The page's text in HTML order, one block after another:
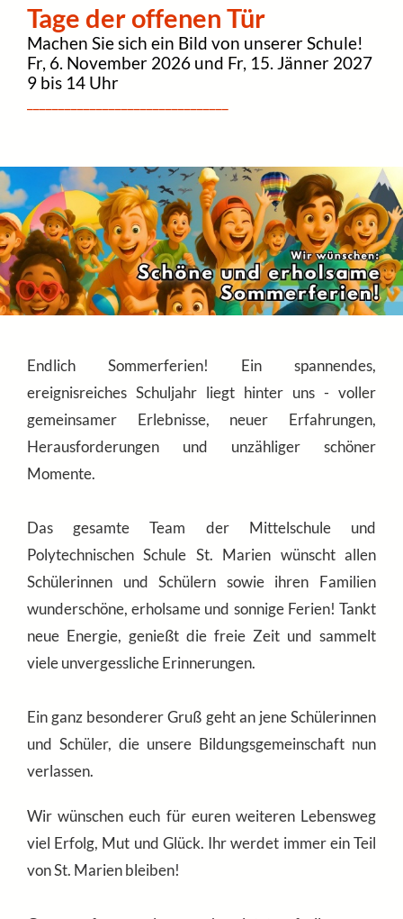
Tage der offenen Tür
Machen Sie sich ein Bild von unserer Schule!
Fr, 6. November 2026 und Fr, 15. Jänner 2027
9 bis 14 Uhr
Endlich Sommerferien! Ein spannendes,
ereignisreiches Schuljahr liegt hinter uns - voller
gemeinsamer Erlebnisse, neuer Erfahrungen,
Herausforderungen und unzähliger schöner
Momente.
Das gesamte Team der Mittelschule und
Polytechnischen Schule St. Marien wünscht allen
Schülerinnen und Schülern sowie ihren Familien
wunderschöne, erholsame und sonnige Ferien! Tankt
neue Energie, genießt die freie Zeit und sammelt
viele unvergessliche Erinnerungen.
Ein ganz besonderer Gruß geht an jene Schülerinnen
und Schüler, die unsere Bildungsgemeinschaft nun
verlassen.
Wir wünschen euch für euren weiteren Lebensweg
viel Erfolg, Mut und Glück. Ihr werdet immer ein Teil
von St. Marien bleiben!